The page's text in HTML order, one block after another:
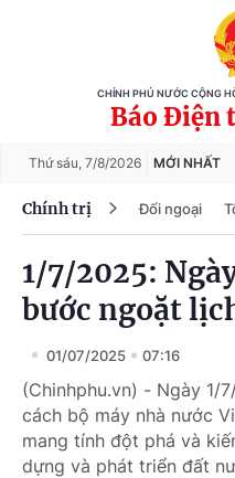
CHÍNH PHỦ NƯỚC CỘNG
Báo Điện
Thứ sáu, 7/8/2026 MỚI NHẤT
Chính trị Đối ngoại
1/7/2025:
bước ngoặt
01/07/2025 07:16
(Chinhphu.vn) - Ngày 1/
cách bộ máy nhà nước
mang tính đột phá và
dựng và phát triển đất